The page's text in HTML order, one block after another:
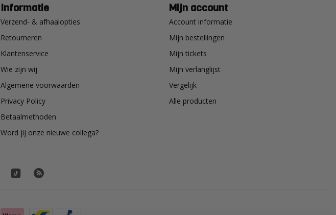
Informatie
Verzend- & afhaalopties
Retourneren
Klantenservice
Wie zijn wij
Algemene voorwaarden
Privacy Policy
Betaalmethoden
Word jij onze nieuwe collega?
Mijn account
Account informatie
Mijn bestellingen
Mijn tickets
Mijn verlanglijst
Vergelijk
Alle producten